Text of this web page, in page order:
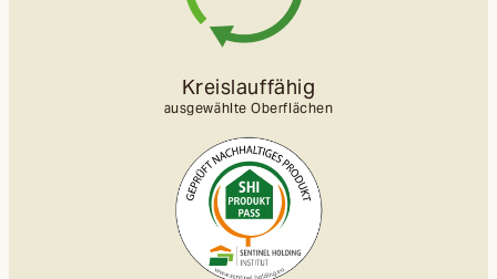
Kreislauffähig
ausgewählte Oberflächen